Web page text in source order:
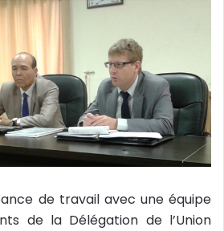
de travail avec une équipe
de la Délégation de l’Union